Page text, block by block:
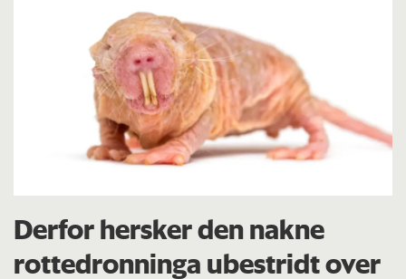
Derfor hersker den nakne
rottedronninga ubestridt over